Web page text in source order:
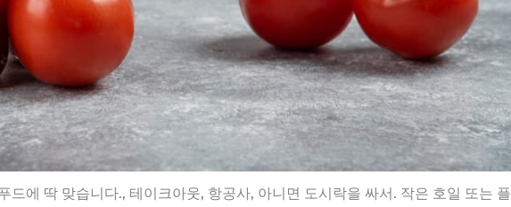
드에 딱 맞습니다., 테이크아웃, 항공사, 아니면 도시락을 싸서. 작은 호일 또는 플